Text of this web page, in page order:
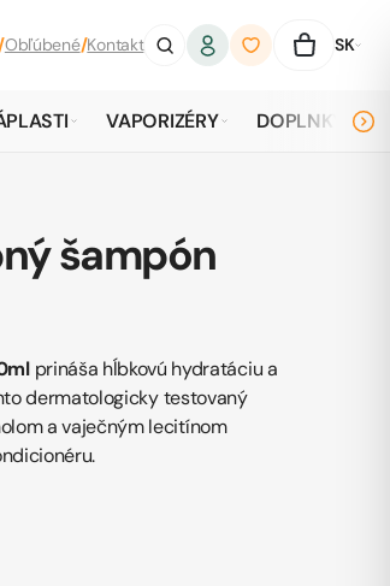
Obľúbené/Kontakt SK
VAPORIZÉRY DOPLNKY
šampón
prináša hĺbkovú hydratáciu a
dermatologicky testovaný
a vaječným lecitínom